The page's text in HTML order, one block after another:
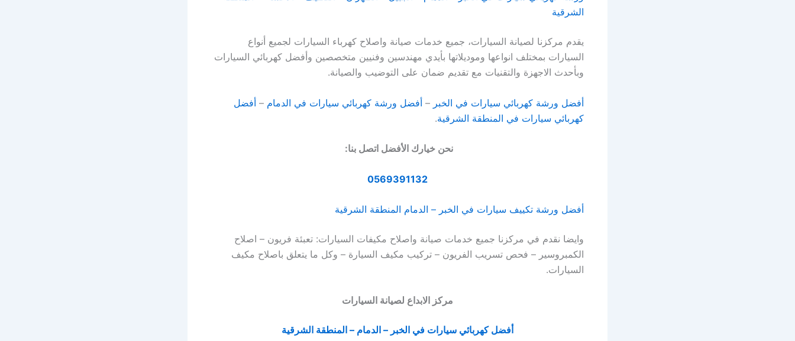
الشرقية
يقدم مركزنا لصيانة السيارات، جميع خدمات صيانة واصلاح كهرباء السيارات لجميع أنواع
السيارات بمختلف انواعها وموديلاتها بأيدي مهندسين وفنيين متخصصين وأفضل كهربائي السيارات
وبأحدث الاجهزة والتقنيات مع تقديم ضمان على التوضيب والصيانة.
أفضل ورشة كهربائي سيارات في الخبر – أفضل ورشة كهربائي سيارات في الدمام – أفضل
كهربائي سيارات في المنطقة الشرقية.
نحن خيارك الأفضل اتصل بنا:
0569391132
أفضل ورشة تكييف سيارات في الخبر – الدمام المنطقة الشرقية
وايضا نقدم في مركزنا جميع خدمات صيانة واصلاح مكيفات السيارات: تعبئة فريون – اصلاح
الكمبروسير – فحص تسريب الفريون – تركيب مكيف السيارة – وكل ما يتعلق باصلاح مكيف
السيارات.
مركز الابداع لصيانة السيارات
أفضل كهربائي سيارات في الخبر – الدمام – المنطقة الشرقية